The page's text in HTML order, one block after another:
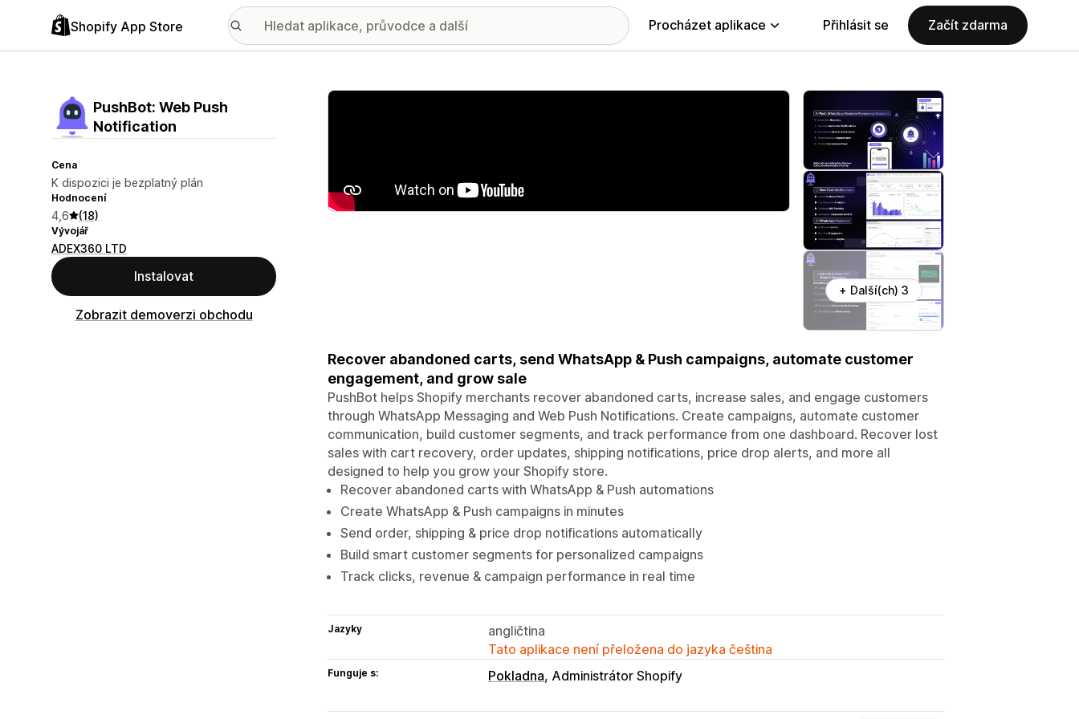
Shopify App Store Procházet aplikace Přihlásit se Začít zdarma
PushBot: Web Push
Notification
Cena
K dispozici je bezplatný plán
Hodnocení
4,6 (18)
Vývojář
ADEX360 LTD
Instalovat
Zobrazit demoverzi obchodu
Galerie propagovaných obrázků
+ Další(ch) 3
Recover abandoned carts, send WhatsApp & Push campaigns, automate customer
engagement, and grow sale
PushBot helps Shopify merchants recover abandoned carts, increase sales, and engage customers
through WhatsApp Messaging and Web Push Notifications. Create campaigns, automate customer
communication, build customer segments, and track performance from one dashboard. Recover lost
sales with cart recovery, order updates, shipping notifications, price drop alerts, and more all
designed to help you grow your Shopify store.
Recover abandoned carts with WhatsApp & Push automations
Create WhatsApp & Push campaigns in minutes
Send order, shipping & price drop notifications automatically
Build smart customer segments for personalized campaigns
Track clicks, revenue & campaign performance in real time
Jazyky
angličtina
Tato aplikace není přeložena do jazyka čeština
Funguje s: Pokladna Administrátor Shopify